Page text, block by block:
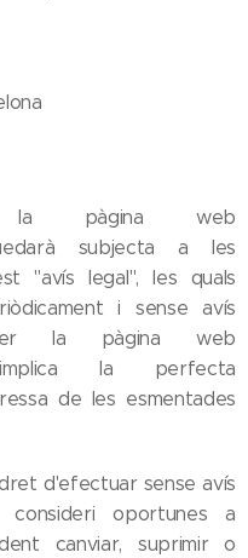
pàgina web
quedarà subjecta a les
"avís legal", les quals
i sense avís
la pàgina web
implica la perfecta
de les esmentades
d'efectuar sense avís
consideri oportunes a
canviar, suprimir o